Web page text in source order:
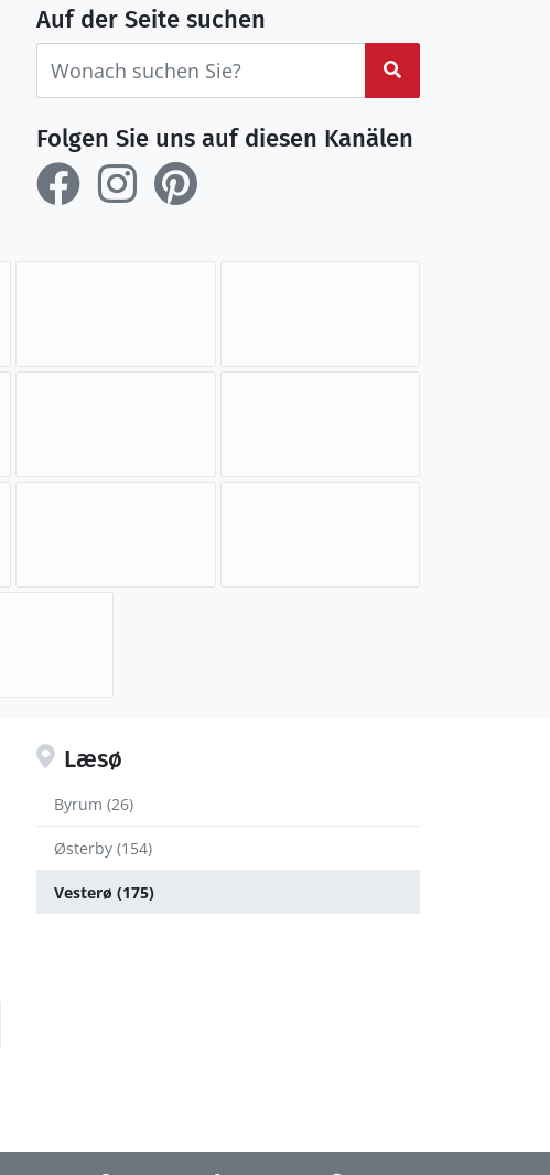
Auf der Seite suchen
Suchen
Folgen Sie uns auf diesen Kanälen
Læsø
Byrum (26)
Østerby (154)
Vesterø (175)